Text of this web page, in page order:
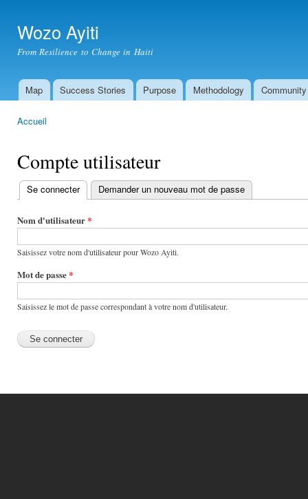
Wozo Ayiti
From Resilience to Change in Haiti
Menu principal
Map Success Stories Purpose Methodology
Accueil
Compte utilisateur
Onglets
principaux
Se connecter(onglet actif)
Demander un nouveau mot de passe
Nom d'utilisateur*
Saisissez votre nom d'utilisateur pour Wozo Ayiti.
Mot de passe*
Saisissez le mot de passe correspondant à votre nom d'utilisateur.